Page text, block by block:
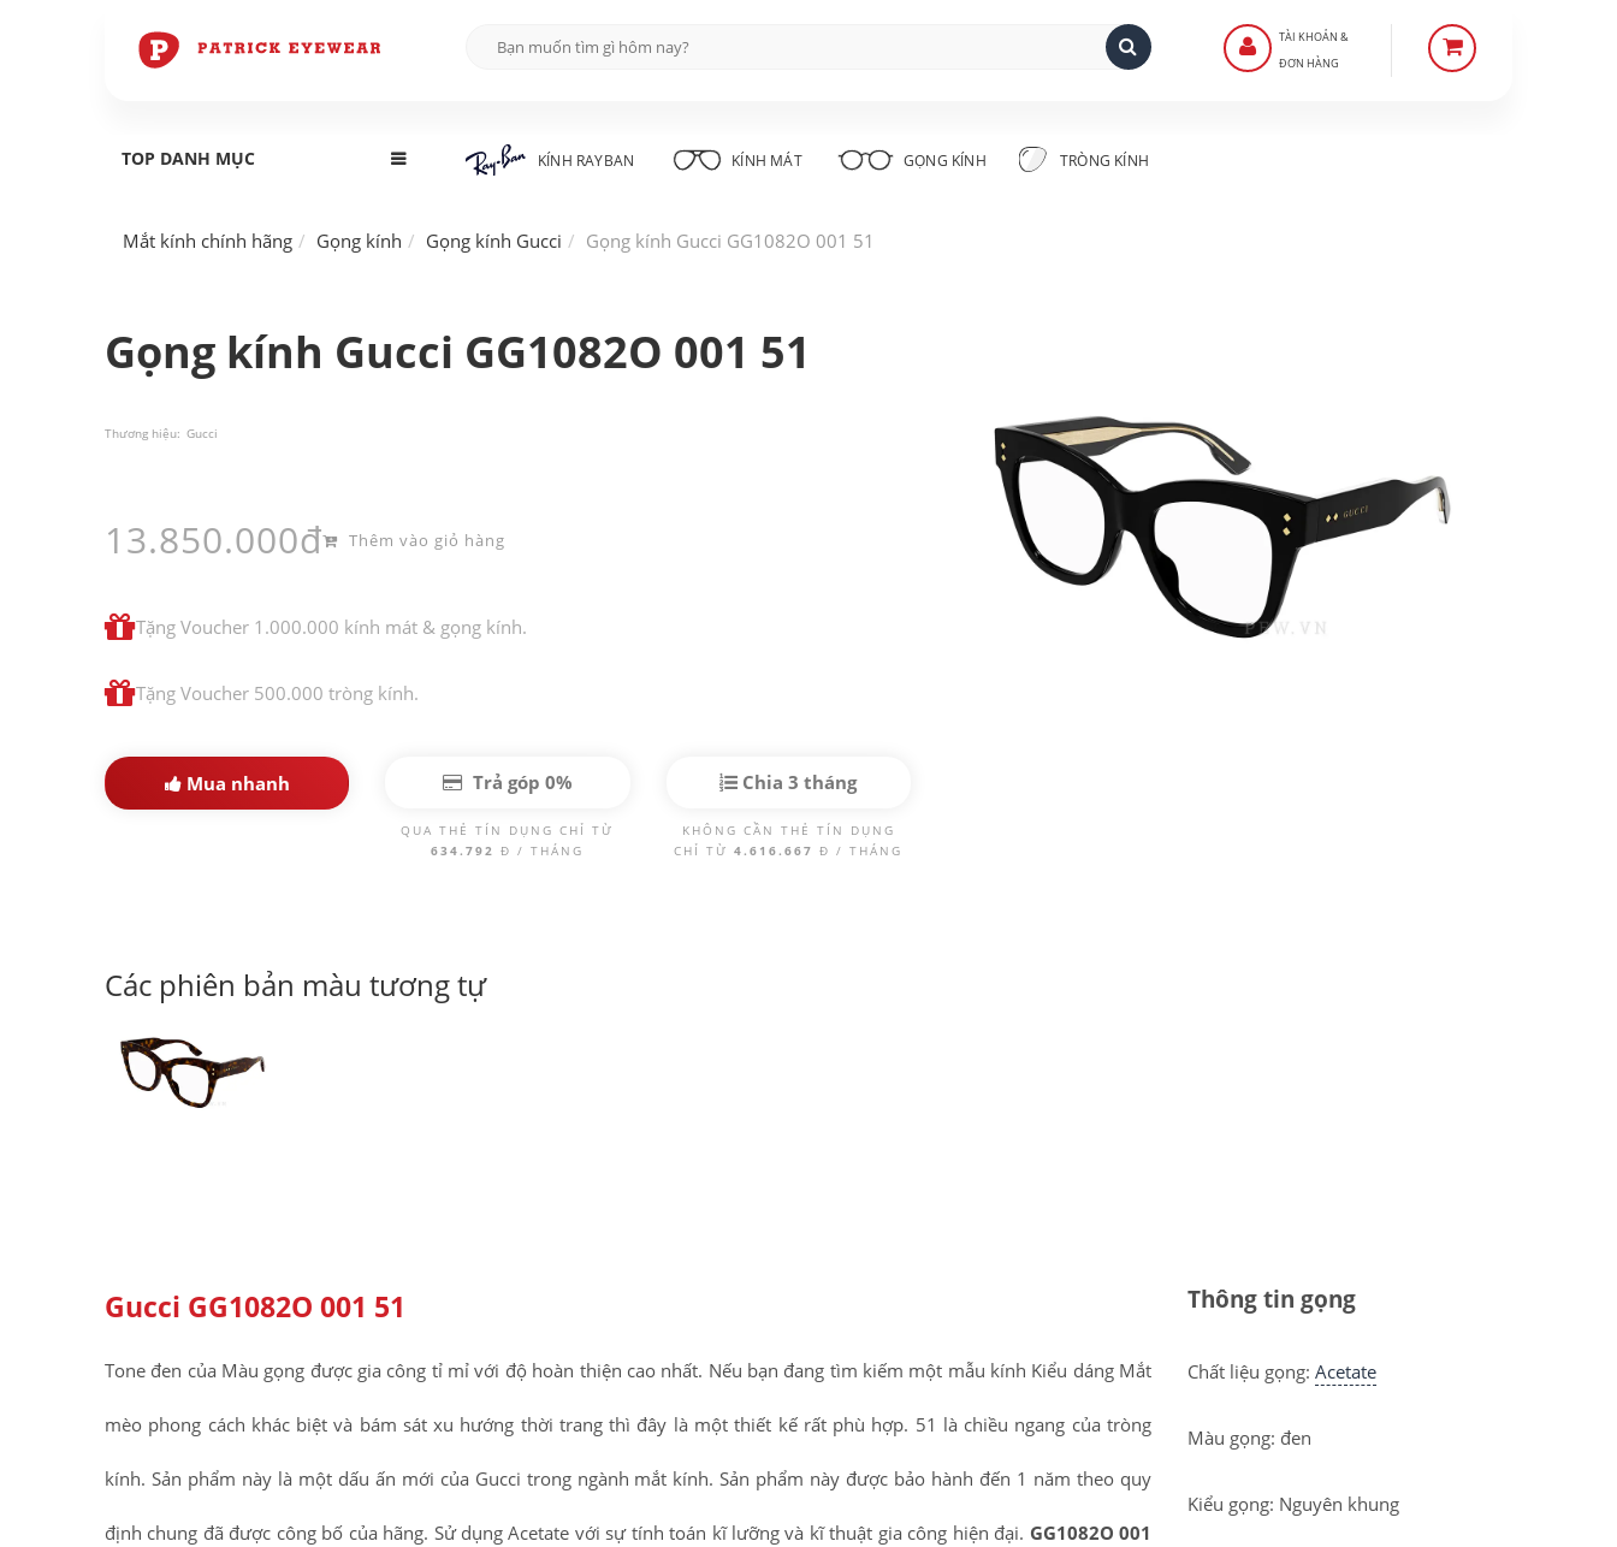
TÀI KHOẢN &
ĐƠN HÀNG
TOP DANH MỤC KÍNH RAYBAN KÍNH MÁT GỌNG KÍNH TRÒNG KÍNH
Mắt kính chính hãng Gọng kính Gọng kính Gucci Gọng kính Gucci GG1082O 001 51
Gọng kính Gucci GG1082O 001 51
Thương hiệu: Gucci
13.850.000đ Thêm vào giỏ hàng
Tặng Voucher 1.000.000 kính mát & gọng kính.
Tặng Voucher 500.000 tròng kính.
Mua nhanh Trả góp 0%
QUA THẺ TÍN DỤNG CHỈ TỪ
634.792Đ / THÁNG
Chia 3 tháng
KHÔNG CẦN THẺ TÍN DỤNG
CHỈ TỪ4.616.667Đ / THÁNG
Các phiên bản màu tương tự
Gucci GG1082O 001 51
Tone đen của Màu gọng được gia công tỉ mỉ với độ hoàn thiện cao nhất. Nếu bạn đang tìm kiếm một mẫu kính Kiểu dáng Mắt
mèo phong cách khác biệt và bám sát xu hướng thời trang thì đây là một thiết kế rất phù hợp. 51 là chiều ngang của tròng
kính. Sản phẩm này là một dấu ấn mới của Gucci trong ngành mắt kính. Sản phẩm này được bảo hành đến 1 năm theo quy
định chung đã được công bố của hãng. Sử dụng Acetate với sự tính toán kĩ lưỡng và kĩ thuật gia công hiện đại. GG1082O 001
Thông tin gọng
Chất liệu gọng: Acetate
Màu gọng: đen
Kiểu gọng: Nguyên khung